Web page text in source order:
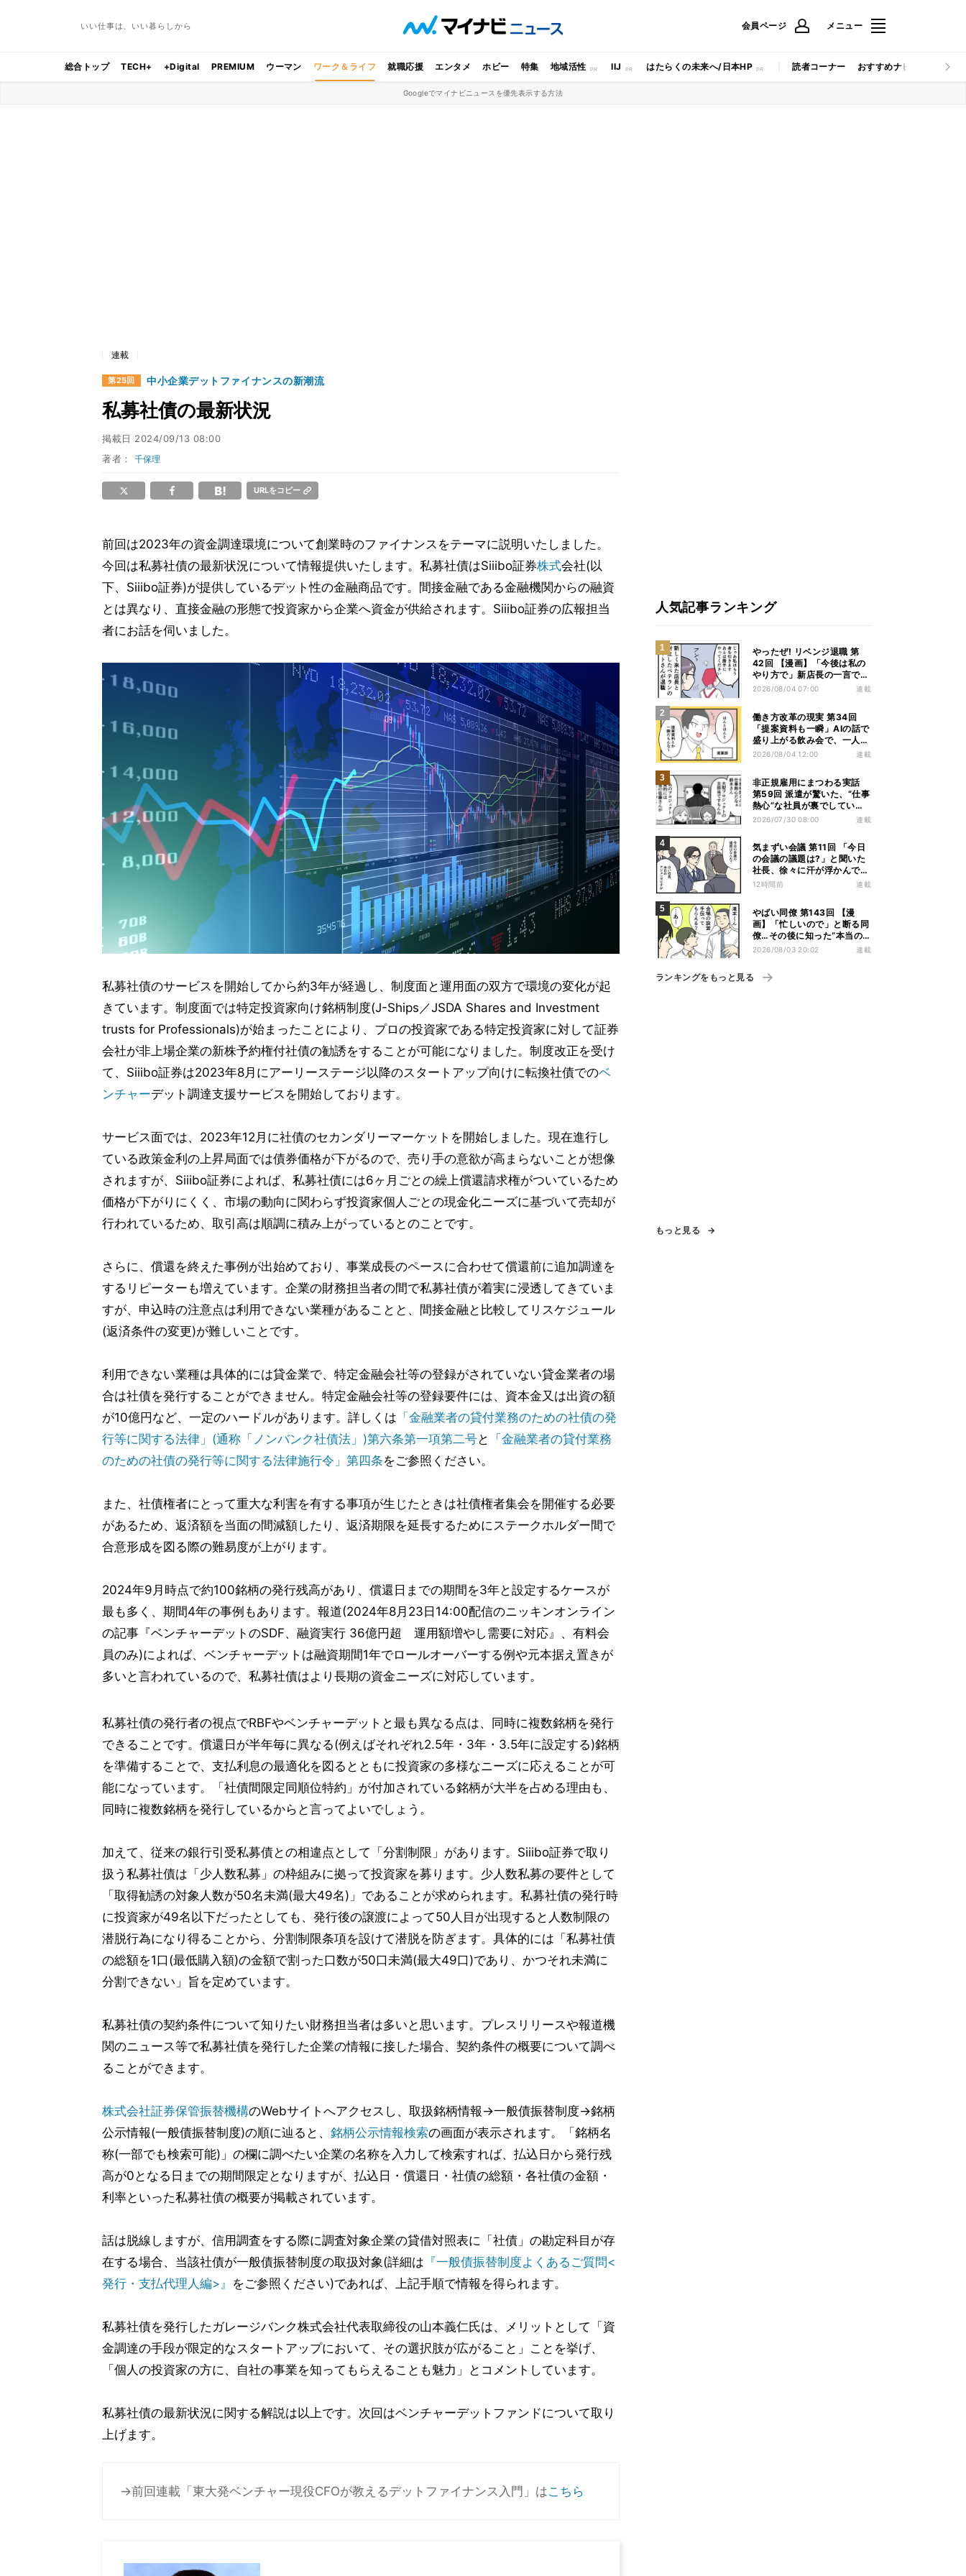
いい仕事は、いい暮らしから 会員ページ メニュー
総合トップ TECH+ +Digital PREMIUM ウーマン ワーク＆ライフ 就職応援 エンタメ ホビー 特集 地域活性 IIJ はたらくの未来へ/日本HP 読者コーナー おすすめナビ マイナビ
Googleでマイナビニュースを優先表示する方法
連載
第25回 中小企業デットファイナンスの新潮流
私募社債の最新状況
掲載日 2024/09/13 08:00
著者：千保理
URLをコピー
前回は2023年の資金調達環境について創業時のファイナンスをテーマに説明いたしました。
今回は私募社債の最新状況について情報提供いたします。私募社債はSiiibo証券株式会社(以
下、Siiibo証券)が提供しているデット性の金融商品です。間接金融である金融機関からの融資
とは異なり、直接金融の形態で投資家から企業へ資金が供給されます。Siiibo証券の広報担当
者にお話を伺いました。
私募社債のサービスを開始してから約3年が経過し、制度面と運用面の双方で環境の変化が起
きています。制度面では特定投資家向け銘柄制度(J-Ships／JSDA Shares and Investment
trusts for Professionals)が始まったことにより、プロの投資家である特定投資家に対して証券
会社が非上場企業の新株予約権付社債の勧誘をすることが可能になりました。制度改正を受け
て、Siiibo証券は2023年8月にアーリーステージ以降のスタートアップ向けに転換社債でのベ
ンチャーデット調達支援サービスを開始しております。
サービス面では、2023年12月に社債のセカンダリーマーケットを開始しました。現在進行し
ている政策金利の上昇局面では債券価格が下がるので、売り手の意欲が高まらないことが想像
されますが、Siiibo証券によれば、私募社債には6ヶ月ごとの繰上償還請求権がついているため
価格が下がりにくく、市場の動向に関わらず投資家個人ごとの現金化ニーズに基づいて売却が
行われているため、取引高は順調に積み上がっているとのことです。
さらに、償還を終えた事例が出始めており、事業成長のペースに合わせて償還前に追加調達を
するリピーターも増えています。企業の財務担当者の間で私募社債が着実に浸透してきていま
すが、申込時の注意点は利用できない業種があることと、間接金融と比較してリスケジュール
(返済条件の変更)が難しいことです。
利用できない業種は具体的には貸金業で、特定金融会社等の登録がされていない貸金業者の場
合は社債を発行することができません。特定金融会社等の登録要件には、資本金又は出資の額
が10億円など、一定のハードルがあります。詳しくは 「金融業者の貸付業務のための社債の発
行等に関する法律」(通称「ノンバンク社債法」)第六条第一項第二号と
「金融業者の貸付業務
のための社債の発行等に関する法律施行令」第四条をご参照ください。
また、社債権者にとって重大な利害を有する事項が生じたときは社債権者集会を開催する必要
があるため、返済額を当面の間減額したり、返済期限を延長するためにステークホルダー間で
合意形成を図る際の難易度が上がります。
2024年9月時点で約100銘柄の発行残高があり、償還日までの期間を3年と設定するケースが
最も多く、期間4年の事例もあります。報道(2024年8月23日14:00配信のニッキンオンライン
の記事『ベンチャーデットのSDF、融資実行 36億円超 運用額増やし需要に対応』、有料会
員のみ)によれば、ベンチャーデットは融資期間1年でロールオーバーする例や元本据え置きが
多いと言われているので、私募社債はより長期の資金ニーズに対応しています。
私募社債の発行者の視点でRBFやベンチャーデットと最も異なる点は、同時に複数銘柄を発行
できることです。償還日が半年毎に異なる(例えばそれぞれ2.5年・3年・3.5年に設定する)銘柄
を準備することで、支払利息の最適化を図るとともに投資家の多様なニーズに応えることが可
能になっています。「社債間限定同順位特約」が付加されている銘柄が大半を占める理由も、
同時に複数銘柄を発行しているからと言ってよいでしょう。
加えて、従来の銀行引受私募債との相違点として「分割制限」があります。Siiibo証券で取り
扱う私募社債は「少人数私募」の枠組みに拠って投資家を募ります。少人数私募の要件として
「取得勧誘の対象人数が50名未満(最大49名)」であることが求められます。私募社債の発行時
に投資家が49名以下だったとしても、発行後の譲渡によって50人目が出現すると人数制限の
潜脱行為になり得ることから、分割制限条項を設けて潜脱を防ぎます。具体的には「私募社債
の総額を1口(最低購入額)の金額で割った口数が50口未満(最大49口)であり、かつそれ未満に
分割できない」旨を定めています。
私募社債の契約条件について知りたい財務担当者は多いと思います。プレスリリースや報道機
関のニュース等で私募社債を発行した企業の情報に接した場合、契約条件の概要について調べ
ることができます。
株式会社証券保管振替機構のWebサイトへアクセスし、取扱銘柄情報→一般債振替制度→銘柄
公示情報(一般債振替制度)の順に辿ると、 銘柄公示情報検索の画面が表示されます。「銘柄名
称(一部でも検索可能)」の欄に調べたい企業の名称を入力して検索すれば、払込日から発行残
高が0となる日までの期間限定となりますが、払込日・償還日・社債の総額・各社債の金額・
利率といった私募社債の概要が掲載されています。
話は脱線しますが、信用調査をする際に調査対象企業の貸借対照表に「社債」の勘定科目が存
在する場合、当該社債が一般債振替制度の取扱対象(詳細は 『一般債振替制度よくあるご質問<
発行・支払代理人編>』 をご参照ください)であれば、上記手順で情報を得られます。
私募社債を発行したガレージバンク株式会社代表取締役の山本義仁氏は、メリットとして「資
金調達の手段が限定的なスタートアップにおいて、その選択肢が広がること」ことを挙げ、
「個人の投資家の方に、自社の事業を知ってもらえることも魅力」とコメントしています。
私募社債の最新状況に関する解説は以上です。次回はベンチャーデットファンドについて取り
上げます。
→前回連載「東大発ベンチャー現役CFOが教えるデットファイナンス入門」はこちら
人気記事ランキング
やったぜ! リベンジ退職 第
42回 【漫画】「今後は私の
やり方で」新店長の一言でベ
テラン退職→崩壊した現場
2026/08/04 07:00 連載
働き方改革の現実 第34回
「提案資料も一瞬」AIの話で
盛り上がる飲み会で、一人だ
け笑えなかった理由
2026/08/04 12:00 連載
非正規雇用にまつわる実話
第59回 派遣が驚いた、“仕事
熱心”な社員が裏でしていた
別の業務
2026/07/30 08:00 連載
気まずい会議 第11回 「今日
の会議の議題は?」と聞いた
社長、徐々に汗が浮かんでき
た
12時間前 連載
やばい同僚 第143回 【漫
画】「忙しいので」と断る同
僚…その後に知った“本当の
理由”とは?
2026/08/03 20:02 連載
ランキングをもっと見る
もっと見る